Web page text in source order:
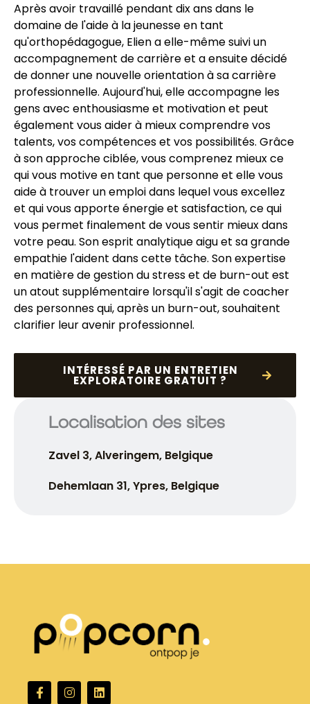
Après avoir travaillé pendant dix ans dans le
domaine de l'aide à la jeunesse en tant
qu'orthopédagogue, Elien a elle-même suivi un
accompagnement de carrière et a ensuite décidé
de donner une nouvelle orientation à sa carrière
professionnelle. Aujourd'hui, elle accompagne les
gens avec enthousiasme et motivation et peut
également vous aider à mieux comprendre vos
talents, vos compétences et vos possibilités. Grâce
à son approche ciblée, vous comprenez mieux ce
qui vous motive en tant que personne et elle vous
aide à trouver un emploi dans lequel vous excellez
et qui vous apporte énergie et satisfaction, ce qui
vous permet finalement de vous sentir mieux dans
votre peau. Son esprit analytique aigu et sa grande
empathie l'aident dans cette tâche. Son expertise
en matière de gestion du stress et de burn-out est
un atout supplémentaire lorsqu'il s'agit de coacher
des personnes qui, après un burn-out, souhaitent
clarifier leur avenir professionnel.
INTÉRESSÉ PAR UN ENTRETIEN
EXPLORATOIRE GRATUIT ?
Localisation des sites
Zavel 3, Alveringem, Belgique
Dehemlaan 31, Ypres, Belgique
F
a
I
n
L
i